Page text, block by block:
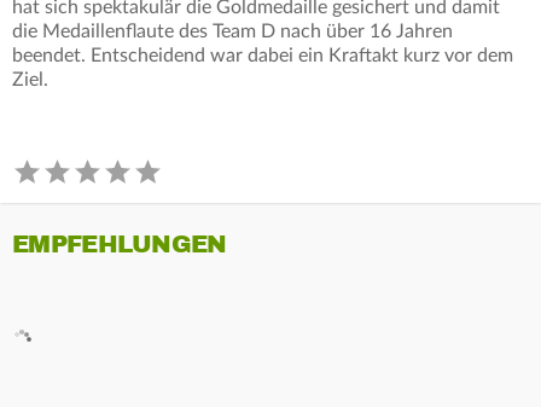
hat sich spektakulär die Goldmedaille gesichert und damit
die Medaillenflaute des Team D nach über 16 Jahren
beendet. Entscheidend war dabei ein Kraftakt kurz vor dem
Ziel.
EMPFEHLUNGEN